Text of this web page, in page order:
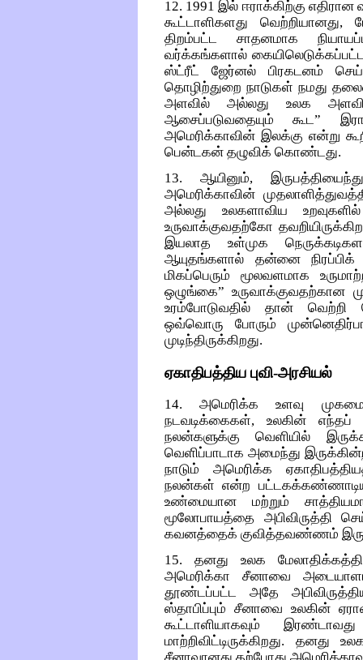
12. 1991 இல் ஈராக்கிற்கு
கூட்டாளிகளது
திறம்பட்ட சாதனமாக
வர்க்கங்களால்
ஸ்ட்ரீட் ஜேர்னல் பிரகடனம்
தொழிற்துறை நாடுகள் நமது
அளவில் அல்லது உலக
ஆசைப்படுவதையும் கூட”
அமெரிக்காவின் இலக்கு என்று
பென்டகன் தழுவிக் கொண்டது.
13. ஆயினும்,
அமெரிக்காவின்
அல்லது உலகளாவிய
உருவாக்குவதற்கோ
இயலாத உள்முக
ஆயுதங்களால் தன்னை
மிகப்பெரும் மூலவளமாக
ஒழுங்கை” உருவாக்குவதற்கான
உரம்போடுவதில் தான் வெற்றி
ஒவ்வொரு போரும்
முடிந்திருக்கிறது.
ஏகாதிபத்திய புவி-அரசியல்
14. அமெரிக்க உளவு
நடவடிக்கைகள், உலகின் எந்தப்
நலன்களுக்கு வெளியில்
வெளிப்பாடாக அமைந்து
நாடும் அமெரிக்க
நலன்கள் என்ற
உண்மையான மற்றும்
மூலோபாயத்தை அபிவிருத்தி
கவனத்தைக் குவித்தவண்ணம்
15. தனது உலக
அமெரிக்கா சீனாவை
தூண்டப்பட்ட அதே
ஸ்தாபிப்பும் சீனாவை உலகின்
கூட்டாளியாகவும்
மாற்றிவிட்டிருக்கிறது. தனது